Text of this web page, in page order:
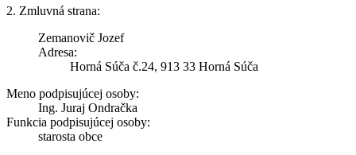
2. Zmluvná strana:
Zemanovič Jozef
Adresa:
Horná Súča č.24, 913 33 Horná Súča
Meno podpisujúcej osoby:
Ing. Juraj Ondračka
Funkcia podpisujúcej osoby:
starosta obce